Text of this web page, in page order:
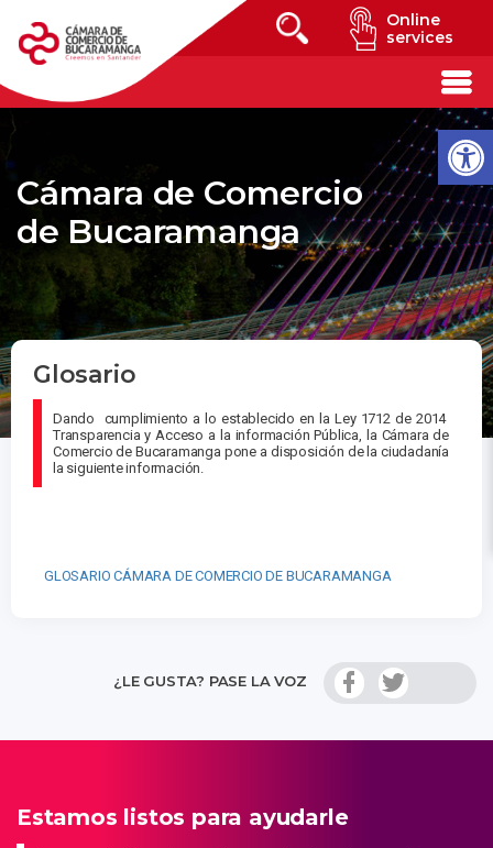
Online
services
Cámara de Comercio
de Bucaramanga
Glosario
Dando cumplimiento a lo establecido en la Ley 1712 de 2014
Transparencia y Acceso a la información Pública, la Cámara de
Comercio de Bucaramanga pone a disposición de la ciudadanía
la siguiente información.
GLOSARIO CÁMARA DE COMERCIO DE BUCARAMANGA
¿LE GUSTA? PASE LA VOZ
Estamos listos para ayudarle